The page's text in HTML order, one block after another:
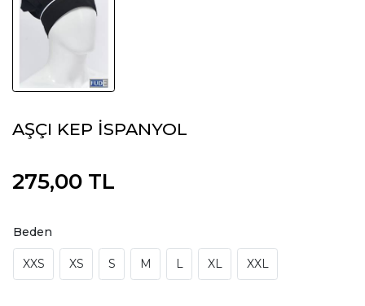
AŞÇI KEP İSPANYOL
275,00 TL
Beden
XXS XS S M L XL XXL